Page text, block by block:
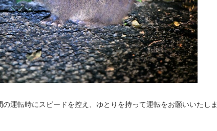
運転時にスピードを控え、ゆとりを持って運転をお願いいたしま